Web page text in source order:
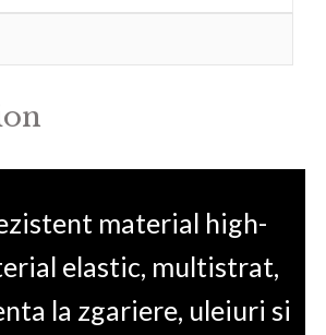
material high-
elastic, multistrat,
la zgariere, uleiuri si